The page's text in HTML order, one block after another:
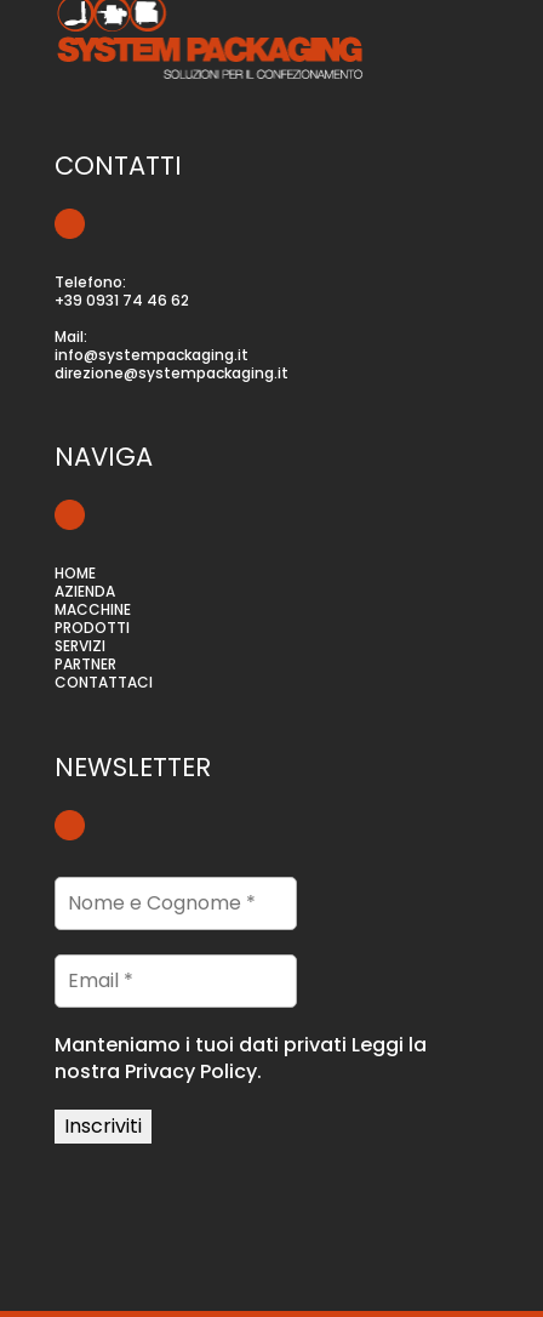
CONTATTI
Telefono:
+39 0931 74 46 62
Mail:
info@systempackaging.it
direzione@systempackaging.it
NAVIGA
HOME
AZIENDA
MACCHINE
PRODOTTI
SERVIZI
PARTNER
CONTATTACI
NEWSLETTER
Manteniamo i tuoi dati privati Leggi la
nostra Privacy Policy.